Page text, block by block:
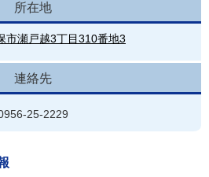
所在地
市瀬戸越3丁目310番地3
連絡先
25-2229